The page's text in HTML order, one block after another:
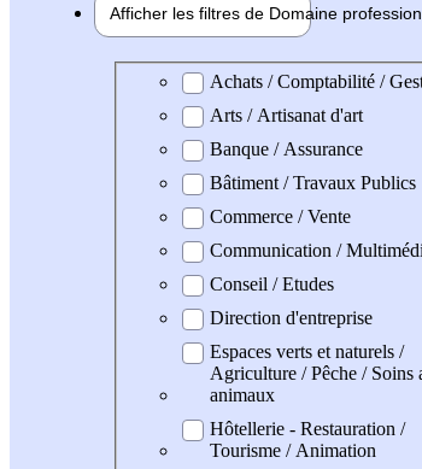
Afficher les filtres de Domaine pro
Domaine professionel
Achats / Comptabilité /
Arts / Artisanat d'art
Banque / Assurance
Bâtiment / Travaux Publics
Commerce / Vente
Communication /
Conseil / Etudes
Direction d'entreprise
Espaces verts et naturels /
Agriculture / Pêche / Soins
animaux
Hôtellerie - Restauration /
Tourisme / Animation